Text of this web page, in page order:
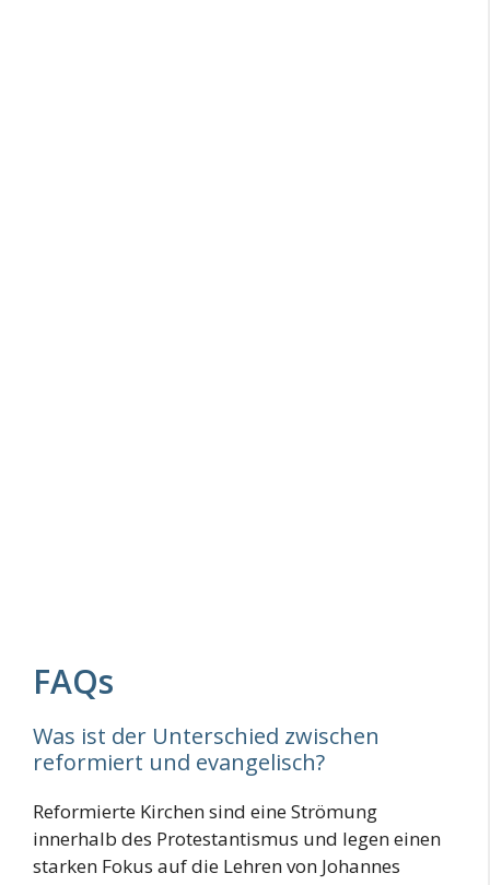
FAQs
Was ist der Unterschied zwischen
reformiert und evangelisch?
Reformierte Kirchen sind eine Strömung
innerhalb des Protestantismus und legen einen
starken Fokus auf die Lehren von Johannes